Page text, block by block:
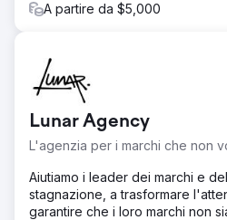
A partire da $5,000
Lunar Agency
L'agenzia per i marchi che non
Aiutiamo i leader dei marchi e
stagnazione, a trasformare
garantire che i loro marchi non